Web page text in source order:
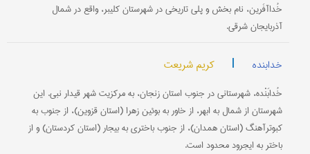
خُداآفَرین، نام بخش و پلی تاریخی در شهرستان کلیبر، واقع در شمال
آذربایجان شرقی.
خدابنده | کریم شریعت
خُدابَنْده، شهرستانی در جنوب استان زنجان، به مرکزیت شهر قیدار نبی. این
شهرستان از شمال به ابهر، از خاور به بوئین زهرا (استان قزوین)، از جنوب به
کبوتر‌آهنگ (استان همدان)، از جنوب باختری به بیجار (استان کردستان) و از
باختر به ایجرود محدود است.